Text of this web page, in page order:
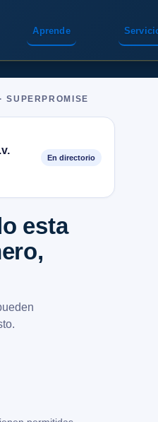
Aprende
SUPERPROMISE
En directorio
esta